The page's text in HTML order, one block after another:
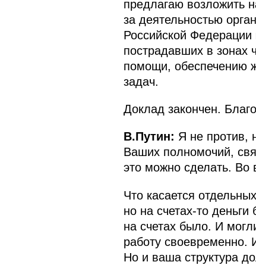
предлагаю возложить
за деятельностью
Российской Федерации
пострадавших в зонах
помощи, обеспечению
задач.
Доклад закончен.
В.Путин: Я не против,
Ваших полномочий,
это можно сделать. Во
Что касается
но на счетах-то
на счетах было. И
работу своевременно.
Но и ваша структура